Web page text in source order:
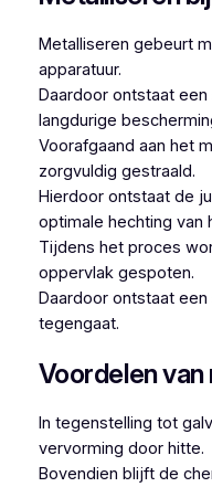
Metalliseren gebeurt
apparatuur.
Daardoor ontstaat
langdurige
Voorafgaand aan het
zorgvuldig gestraald.
Hierdoor ontstaat de
optimale hechting van
Tijdens het proces
oppervlak gespoten.
Daardoor ontstaat
tegengaat.
Voordelen
In tegenstelling tot
vervorming door hitte.
Bovendien blijft de